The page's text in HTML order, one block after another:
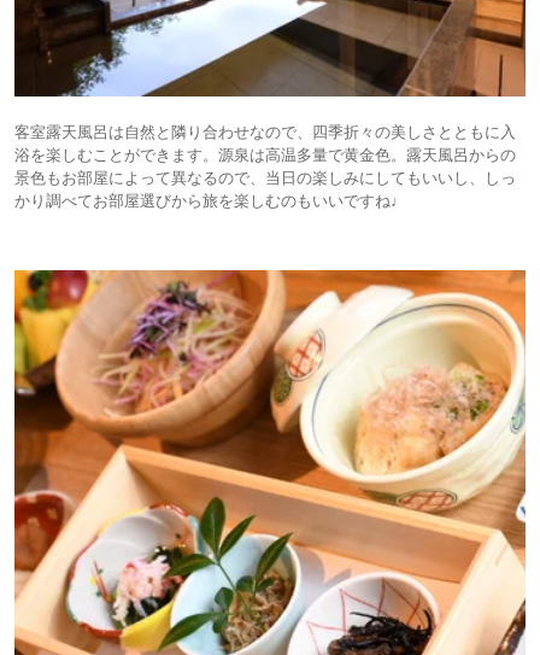
客室露天風呂は自然と隣り合わせなので、四季折々の美しさとともに入
浴を楽しむことができます。源泉は高温多量で黄金色。露天風呂からの
景色もお部屋によって異なるので、当日の楽しみにしてもいいし、しっ
かり調べてお部屋選びから旅を楽しむのもいいですね♩